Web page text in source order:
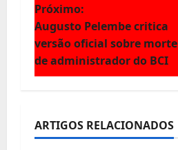
g
a
ç
ã
o
Próximo:
Augusto Pelembe critica
versão oficial sobre morte
de administrador do BCI
ARTIGOS RELACIONADOS